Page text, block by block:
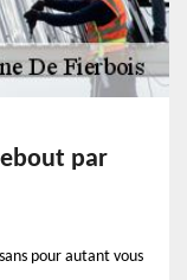
par
pour autant vous